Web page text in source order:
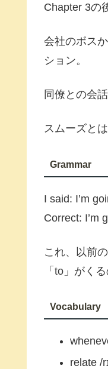
Chapter 3の
会社のボス
ション。
同僚との会
スムーズと
Grammar
I said: I’m
Correct: I’m
これ、以前
「to」がく
Vocabulary
relate /